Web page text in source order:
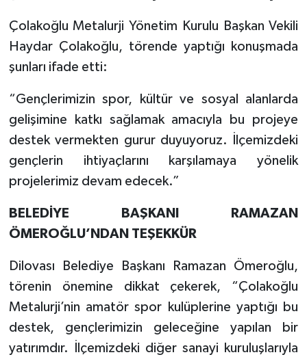
Çolakoğlu Metalurji Yönetim Kurulu Başkan Vekili
Haydar Çolakoğlu, törende yaptığı konuşmada
şunları ifade etti:
“Gençlerimizin spor, kültür ve sosyal alanlarda
gelişimine katkı sağlamak amacıyla bu projeye
destek vermekten gurur duyuyoruz. İlçemizdeki
gençlerin ihtiyaçlarını karşılamaya yönelik
projelerimiz devam edecek.”
BELEDİYE BAŞKANI RAMAZAN
ÖMEROĞLU’NDAN TEŞEKKÜR
Dilovası Belediye Başkanı Ramazan Ömeroğlu,
törenin önemine dikkat çekerek, “Çolakoğlu
Metalurji’nin amatör spor kulüplerine yaptığı bu
destek, gençlerimizin geleceğine yapılan bir
yatırımdır. İlçemizdeki diğer sanayi kuruluşlarıyla